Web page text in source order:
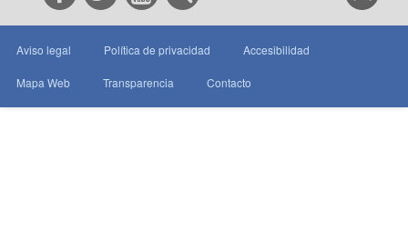
Aviso legal Política de privacidad Accesibilidad
Mapa Web Transparencia Contacto